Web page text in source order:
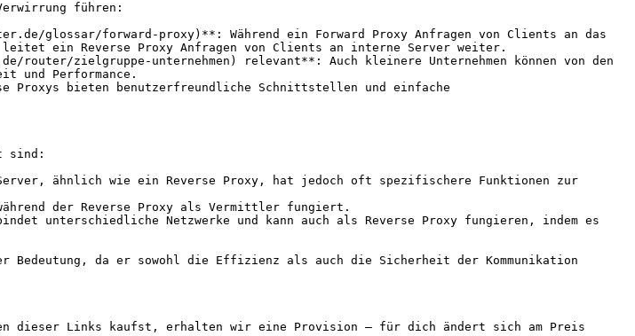
führen:
glossar/forward-proxy)**: Während ein Forward Proxy Anfragen von Clients an das
ein Reverse Proxy Anfragen von Clients an interne Server weiter.
zielgruppe-unternehmen) relevant**: Auch kleinere Unternehmen können von den
und Performance.
Proxys bieten benutzerfreundliche Schnittstellen und einfache
sind:
ähnlich wie ein Reverse Proxy, hat jedoch oft spezifischere Funktionen zur
der Reverse Proxy als Vermittler fungiert.
unterschiedliche Netzwerke und kann auch als Reverse Proxy fungieren, indem es
Bedeutung, da er sowohl die Effizienz als auch die Sicherheit der Kommunikation
dieser Links kaufst, erhalten wir eine Provision — für dich ändert sich am Preis